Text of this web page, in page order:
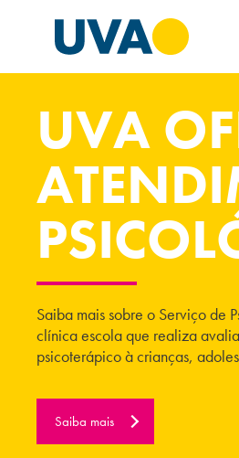
UVA
Saiba mais sobre o Serviço de
clínica escola que realiza
psicoterápico à crianças,
Saiba mais